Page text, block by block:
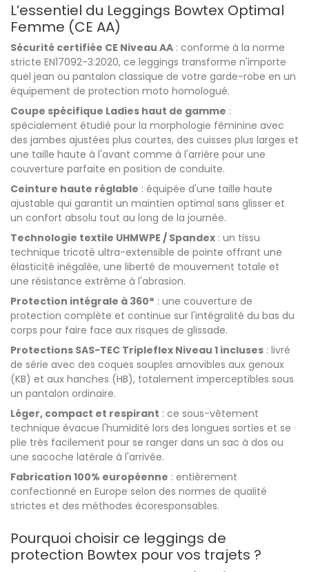
L’essentiel du Leggings Bowtex Optimal
Femme (CE AA)
Sécurité certifiée CE Niveau AA : conforme à la norme
stricte EN17092-3:2020, ce leggings transforme n'importe
quel jean ou pantalon classique de votre garde-robe en un
équipement de protection moto homologué.
Coupe spécifique Ladies haut de gamme :
spécialement étudié pour la morphologie féminine avec
des jambes ajustées plus courtes, des cuisses plus larges et
une taille haute à l'avant comme à l'arrière pour une
couverture parfaite en position de conduite.
Ceinture haute réglable : équipée d'une taille haute
ajustable qui garantit un maintien optimal sans glisser et
un confort absolu tout au long de la journée.
Technologie textile UHMWPE / Spandex : un tissu
technique tricoté ultra-extensible de pointe offrant une
élasticité inégalée, une liberté de mouvement totale et
une résistance extrême à l'abrasion.
Protection intégrale à 360° : une couverture de
protection complète et continue sur l'intégralité du bas du
corps pour faire face aux risques de glissade.
Protections SAS-TEC Tripleflex Niveau 1 incluses : livré
de série avec des coques souples amovibles aux genoux
(KB) et aux hanches (HB), totalement imperceptibles sous
un pantalon ordinaire.
Léger, compact et respirant : ce sous-vêtement
technique évacue l'humidité lors des longues sorties et se
plie très facilement pour se ranger dans un sac à dos ou
une sacoche latérale à l'arrivée.
Fabrication 100% européenne : entièrement
confectionné en Europe selon des normes de qualité
strictes et des méthodes écoresponsables.
Pourquoi choisir ce leggings de
protection Bowtex pour vos trajets ?